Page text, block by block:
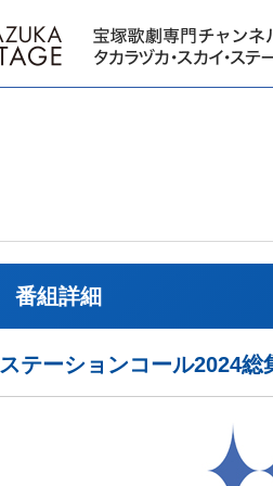
番組詳細
ステーションコール2024総